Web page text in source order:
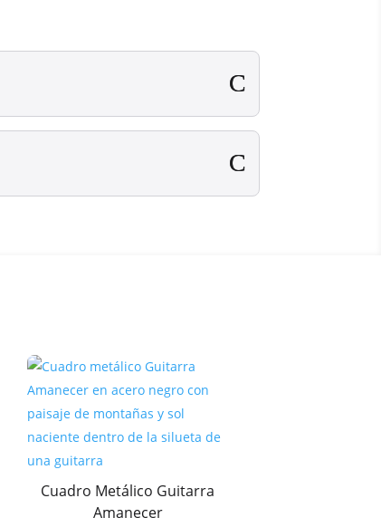
Cuadro Metálico Guitarra
Amanecer